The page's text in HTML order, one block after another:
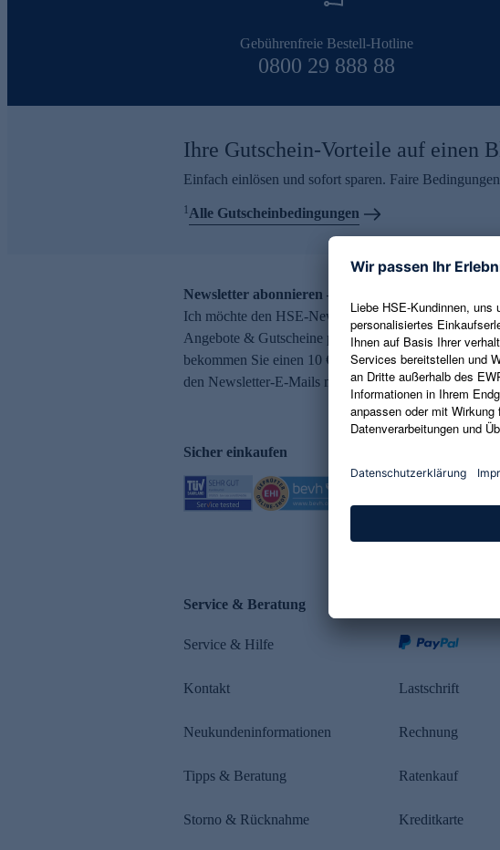
Gebührenfreie Bestell-Hotline
0800 29 888 88
Ihre Gutschein-Vorteile auf einen
Einfach einlösen und sofort sparen. Faire
1Alle Gutscheinbedingungen
Newsletter abonnieren – 10 € Gutschein erhalten
Ich möchte den HSE-Newsletter abonnieren und
Angebote & Gutscheine per E-Mail erhalten. Als
bekommen Sie einen 10 € Gutschein. Eine
den Newsletter-E-Mails möglich.
Sicher einkaufen
Service & Beratung
Service & Hilfe
Kontakt
Neukundeninformationen
Tipps & Beratung
Storno & Rücknahme
Lastschrift
Rechnung
Ratenkauf
Kreditkarte